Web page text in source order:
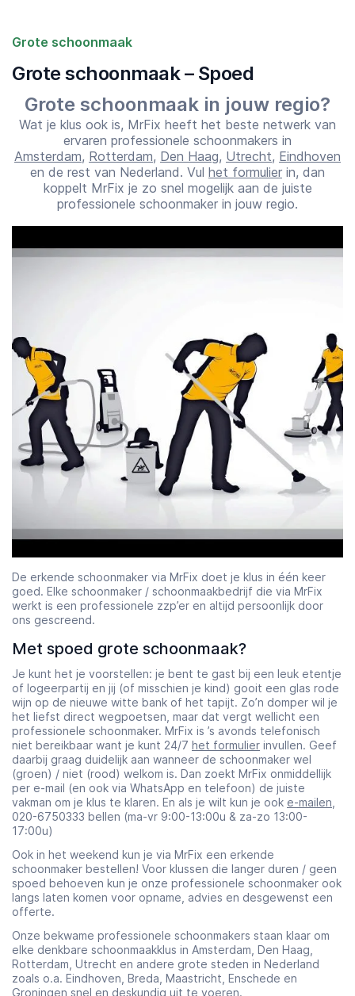
Grote schoonmaak
Grote schoonmaak – Spoed
Grote schoonmaak in jouw regio?
Wat je klus ook is, MrFix heeft het beste netwerk van
ervaren professionele schoonmakers in
Amsterdam, Rotterdam, Den Haag, Utrecht, Eindhoven
en de rest van Nederland. Vul het formulier in, dan
koppelt MrFix je zo snel mogelijk aan de juiste
professionele schoonmaker in jouw regio.
De erkende schoonmaker via MrFix doet je klus in één keer
goed. Elke schoonmaker / schoonmaakbedrijf die via MrFix
werkt is een professionele zzp’er en altijd persoonlijk door
ons gescreend.
Met spoed grote schoonmaak?
Je kunt het je voorstellen: je bent te gast bij een leuk etentje
of logeerpartij en jij (of misschien je kind) gooit een glas rode
wijn op de nieuwe witte bank of het tapijt. Zo’n domper wil je
het liefst direct wegpoetsen, maar dat vergt wellicht een
professionele schoonmaker. MrFix is ’s avonds telefonisch
niet bereikbaar want je kunt 24/7 het formulier invullen. Geef
daarbij graag duidelijk aan wanneer de schoonmaker wel
(groen) / niet (rood) welkom is. Dan zoekt MrFix onmiddellijk
per e-mail (en ook via WhatsApp en telefoon) de juiste
vakman om je klus te klaren. En als je wilt kun je ook e-mailen
020-6750333 bellen (ma-vr 9:00-13:00u & za-zo 13:00-
17:00u)
Ook in het weekend kun je via MrFix een erkende
schoonmaker bestellen! Voor klussen die langer duren / geen
spoed behoeven kun je onze professionele schoonmaker ook
langs laten komen voor opname, advies en desgewenst een
offerte.
Onze bekwame professionele schoonmakers staan klaar om
elke denkbare schoonmaakklus in Amsterdam, Den Haag,
Rotterdam, Utrecht en andere grote steden in Nederland
zoals o.a. Eindhoven, Breda, Maastricht, Enschede en
Groningen snel en deskundig uit te voeren.
Starttijd
07:00
Eindtijd
23:00